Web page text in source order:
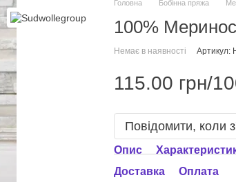
Головна Бобінна пряжа
100%
Немає в наявності Артикул:
115.00 грн/
Повідомити, коли
Опис
Доставка
Оплата